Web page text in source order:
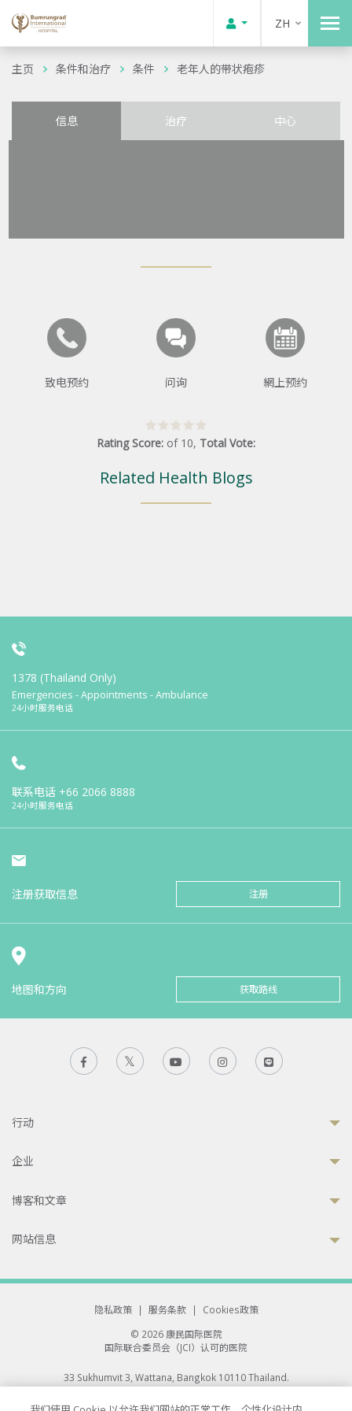
ZH
主页 条件和治疗 条件 老年人的带状疱疹
信息 治疗 中心
致电预约 问询 網上预约
Rating Score: of 10, Total Vote:
Related Health Blogs
1378 (Thailand Only)
Emergencies - Appointments - Ambulance
24小时服务电话
联系电话 +66 2066 8888
24小时服务电话
注册获取信息 注册
地图和方向 获取路线
行动
企业
博客和文章
网站信息
隐私政策 | 服务条款 |
Cookies政策
© 2026 康民国际医院
国际联合委员会（JCI）认可的医院
33 Sukhumvit 3, Wattana, Bangkok 10110 Thailand.
All rights reserved.